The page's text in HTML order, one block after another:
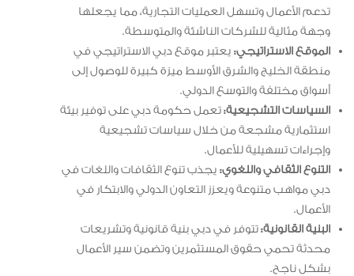
تدعم الأعمال وتسهل العمليات التجارية، مما يجعلها
وجهة مثالية للشركات الناشئة والمتوسطة.
الموقع الاستراتيجي: يعتبر موقع دبي الاستراتيجي في
منطقة الخليج والشرق الأوسط ميزة كبيرة للوصول إلى
أسواق مختلفة والتوسع الدولي.
السياسات التشجيعية:تعمل حكومة دبي على توفير بيئة
استثمارية مشجعة من خلال سياسات تشجيعية
وإجراءات تسهيلية للأعمال.
التنوع الثقافي واللغوي: يجذب تنوع الثقافات واللغات في
دبي مواهب متنوعة ويعزز التعاون الدولي والابتكار في
الأعمال.
البنية القانونية:تتوفر في دبي بنية قانونية وتشريعات
محدثة تحمي حقوق المستثمرين وتضمن سير الأعمال
بشكل ناجح.